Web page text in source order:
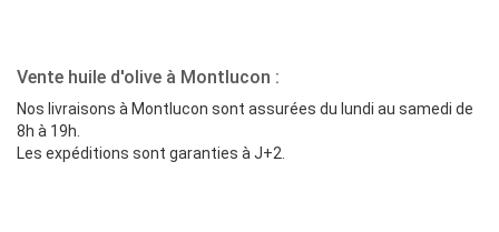
Vente huile d'olive à Montlucon :
Nos livraisons à Montlucon sont assurées du lundi au samedi de
8h à 19h.
Les expéditions sont garanties à J+2.